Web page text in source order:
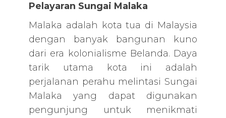
Pelayaran Sungai Malaka
Malaka adalah kota tua di Malaysia
dengan banyak bangunan kuno
dari era kolonialisme Belanda. Daya
tarik utama kota ini adalah
perjalanan perahu melintasi Sungai
Malaka yang dapat digunakan
pengunjung untuk menikmati